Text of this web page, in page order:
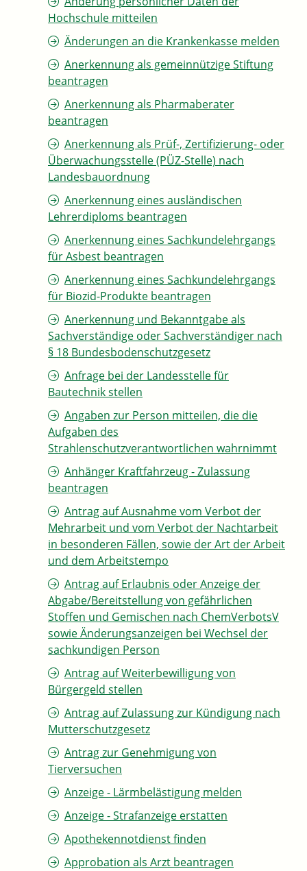
Hochschule mitteilen
Änderungen an die Krankenkasse melden
Anerkennung als gemeinnützige Stiftung
beantragen
Anerkennung als Pharmaberater
beantragen
Anerkennung als Prüf-, Zertifizierung- oder
Überwachungsstelle (PÜZ-Stelle) nach
Landesbauordnung
Anerkennung eines ausländischen
Lehrerdiploms beantragen
Anerkennung eines Sachkundelehrgangs
für Asbest beantragen
Anerkennung eines Sachkundelehrgangs
für Biozid-Produkte beantragen
Anerkennung und Bekanntgabe als
Sachverständige oder Sachverständiger nach
§ 18 Bundesbodenschutzgesetz
Anfrage bei der Landesstelle für
Bautechnik stellen
Angaben zur Person mitteilen, die die
Aufgaben des
Strahlenschutzverantwortlichen wahrnimmt
Anhänger Kraftfahrzeug - Zulassung
beantragen
Antrag auf Ausnahme vom Verbot der
Mehrarbeit und vom Verbot der Nachtarbeit
in besonderen Fällen, sowie der Art der Arbeit
und dem Arbeitstempo
Antrag auf Erlaubnis oder Anzeige der
Abgabe/Bereitstellung von gefährlichen
Stoffen und Gemischen nach ChemVerbotsV
sowie Änderungsanzeigen bei Wechsel der
sachkundigen Person
Antrag auf Weiterbewilligung von
Bürgergeld stellen
Antrag auf Zulassung zur Kündigung nach
Mutterschutzgesetz
Antrag zur Genehmigung von
Tierversuchen
Anzeige - Lärmbelästigung melden
Anzeige - Strafanzeige erstatten
Apothekennotdienst finden
Approbation als Arzt beantragen